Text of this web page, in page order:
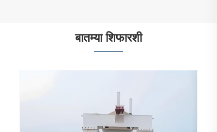
बातम्या शिफारशी